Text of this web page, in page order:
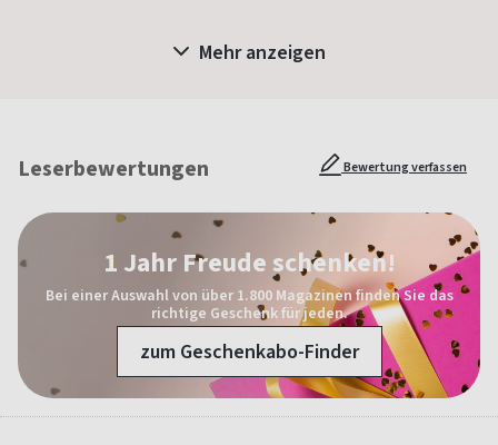
Mehr anzeigen
Leserbewertungen Bewertung verfassen
1 Jahr Freude schenken!
Bei einer Auswahl von über 1.800 Magazinen finden Sie das
richtige Geschenk für jeden.
zum Geschenkabo-Finder